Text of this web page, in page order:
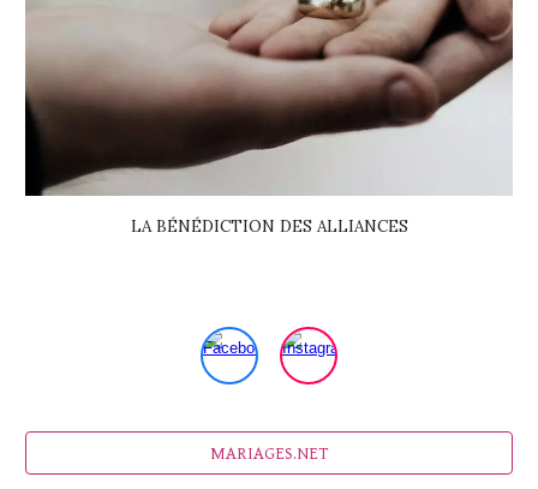
LA BÉNÉDICTION DES ALLIANCES
MARIAGES.NET